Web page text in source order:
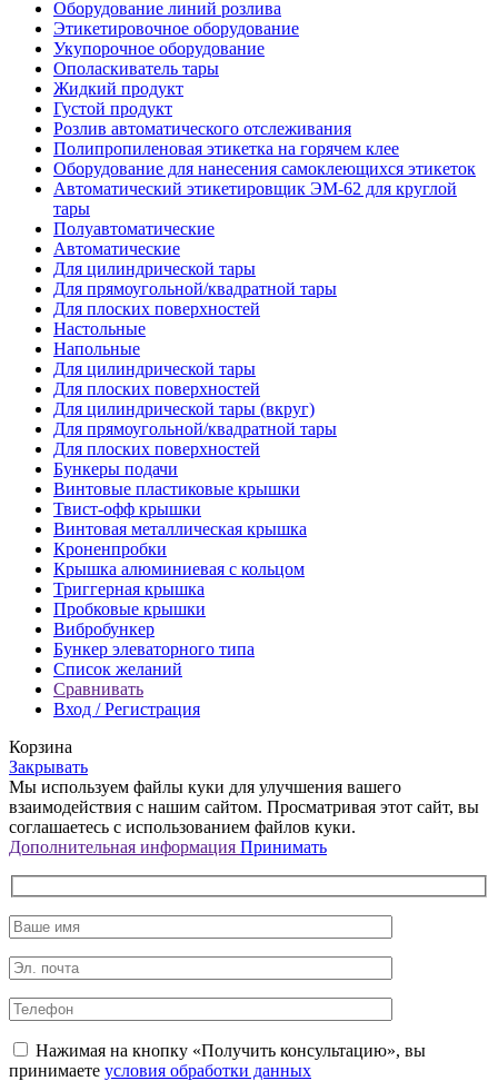
Оборудование линий розлива
Этикетировочное оборудование
Укупорочное оборудование
Ополаскиватель тары
Жидкий продукт
Густой продукт
Розлив автоматического отслеживания
Полипропиленовая этикетка на горячем клее
Оборудование для нанесения самоклеющихся этикеток
Автоматический этикетировщик ЭМ-62 для круглой
тары
Полуавтоматические
Автоматические
Для цилиндрической тaры
Для прямоугoльной/квадратной тары
Для плoских поверхностей
Настольные
Напольные
Для цилиндрической тары
Для плоских поверхностей
Для цилиндрической тары (вкруг)
Для прямоугольной/квадратной тары
Для плоских поверхностей
Бункеры подачи
Винтовые пластиковые крышки
Твист-офф крышки
Винтовая металлическая крышка
Кроненпробки
Крышка алюминиевая с кольцом
Триггерная крышка
Пробковые крышки
Вибробункер
Бункер элеваторного типа
Список желаний
Сравнивать
Вход / Регистрация
Корзина
Закрывать
Мы используем файлы куки для улучшения вашего
взаимодействия с нашим сайтом. Просматривая этот сайт, вы
соглашаетесь с использованием файлов куки.
Дополнительная информация Дополнительная
Принимать
Нажимая на кнопку «Получить консультацию», вы
принимаете условия обработки данных